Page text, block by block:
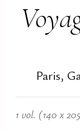
Paris,
1 vol. (140 x